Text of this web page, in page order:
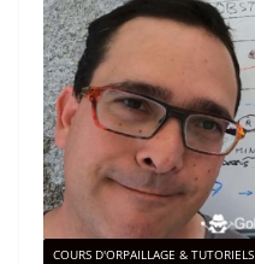
COURS D'ORPAILLAGE & TUTORIELS